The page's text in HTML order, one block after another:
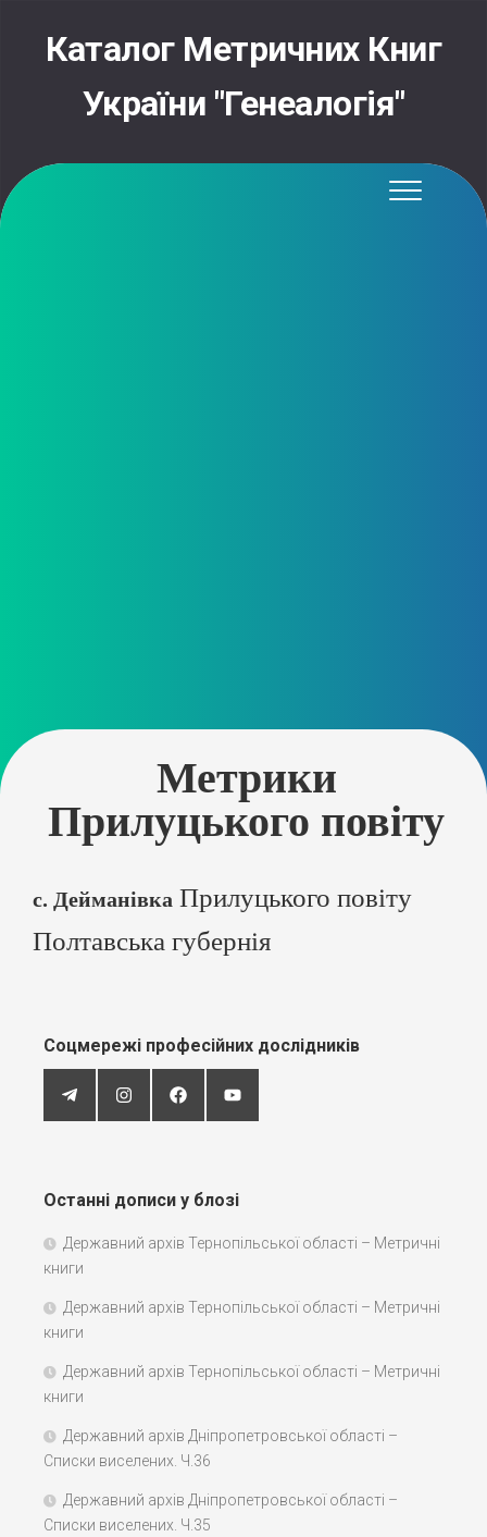
contentКаталог Метричних Книг
України "Генеалогія"
Метрики
Прилуцького повіту
с. Дейманівка Прилуцького повіту
Полтавська губернія
Соцмережі професійних дослідників
Останні дописи у блозі
Державний архів Тернопільської області – Метричні
книги
Державний архів Тернопільської області – Метричні
книги
Державний архів Тернопільської області – Метричні
книги
Державний архів Дніпропетровської області –
Списки виселених. Ч.36
Державний архів Дніпропетровської області –
Списки виселених. Ч.35